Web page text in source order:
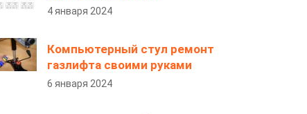
4 января 2024
Компьютерный стул ремонт
газлифта своими руками
6 января 2024